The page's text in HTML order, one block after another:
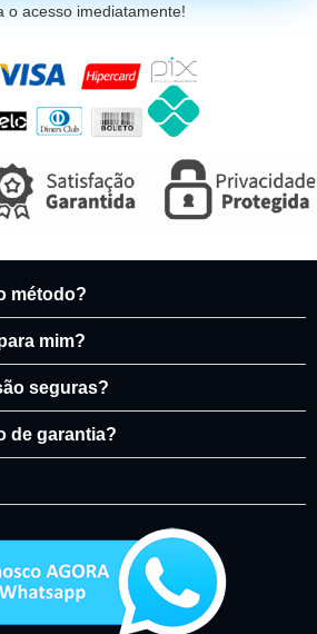
o acesso imediatamente!
método?
mim?
seguras?
de garantia?